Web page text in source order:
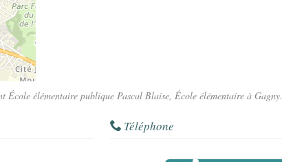
École élémentaire publique Pascal Blaise, École élémentaire à Gagny.
Téléphone